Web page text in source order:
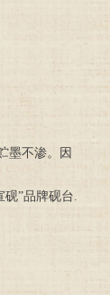
墨不渗。因
砚”品牌砚台.